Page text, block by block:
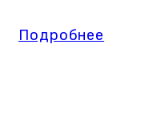
Подробнее